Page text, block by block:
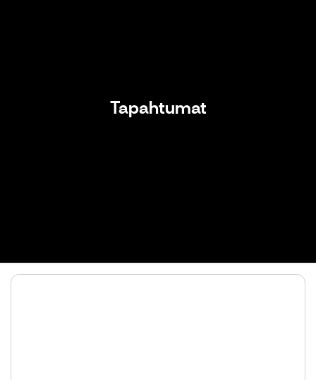
Tapahtumat